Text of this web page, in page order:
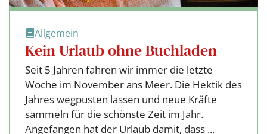
Allgemein
Kein Urlaub ohne Buchladen
Seit 5 Jahren fahren wir immer die letzte
Woche im November ans Meer. Die Hektik des
Jahres wegpusten lassen und neue Kräfte
sammeln für die schönste Zeit im Jahr.
Angefangen hat der Urlaub damit, dass ...